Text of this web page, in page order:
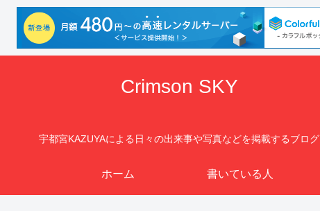
Crimson SKY
宇都宮KAZUYAによる日々の出来事や写真などを掲載するブログ
ホーム 書いている人